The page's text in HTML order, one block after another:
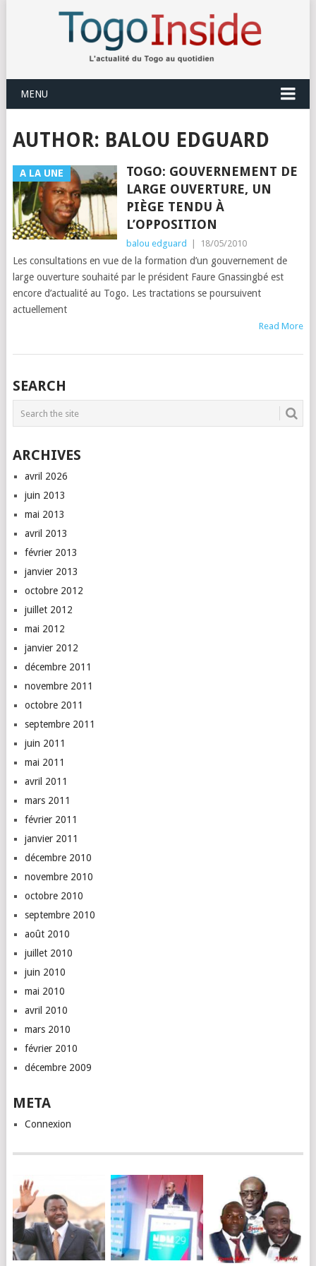
MENU
AUTHOR: BALOU EDGUARD
A LA UNE
TOGO: GOUVERNEMENT DE
LARGE OUVERTURE, UN
PIÈGE TENDU À
L’OPPOSITION
balou edguard 18/05/2010
Les consultations en vue de la formation d’un gouvernement de
large ouverture souhaité par le président Faure Gnassingbé est
encore d’actualité au Togo. Les tractations se poursuivent
actuellement
Read More
SEARCH
ARCHIVES
avril 2026
juin 2013
mai 2013
avril 2013
février 2013
janvier 2013
octobre 2012
juillet 2012
mai 2012
janvier 2012
décembre 2011
novembre 2011
octobre 2011
septembre 2011
juin 2011
mai 2011
avril 2011
mars 2011
février 2011
janvier 2011
décembre 2010
novembre 2010
octobre 2010
septembre 2010
août 2010
juillet 2010
juin 2010
mai 2010
avril 2010
mars 2010
février 2010
décembre 2009
META
Connexion